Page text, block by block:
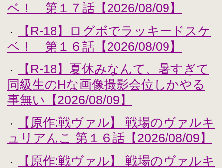
ベ！ 第１７話【2026/08/09】
・
【R-18】ログボでラッキードスケ
ベ！ 第１６話【2026/08/09】
・
【R-18】夏休みなんて、暑すぎて
同級生のHな画像撮影会位しかやる
事無い【2026/08/09】
・
【原作:戦ヴァル】 戦場のヴァルキ
ュリアんこ 第１６話【2026/08/09】
・
【原作:戦ヴァル】 戦場のヴァルキ